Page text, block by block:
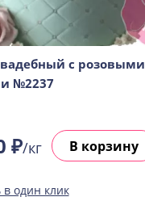
с розовыми
№2237
₽/кг В корзину
в один клик